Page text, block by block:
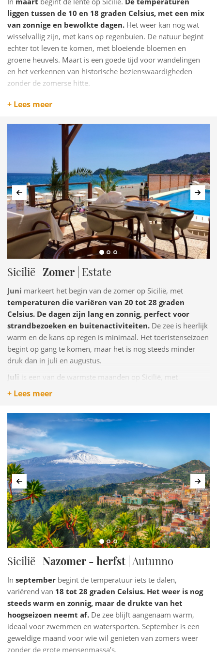
In maart begint de lente op Sicilië. De temperaturen
liggen tussen de 10 en 18 graden Celsius, met een mix
van zonnige en bewolkte dagen. Het weer kan nog wat
wisselvallig zijn, met kans op regenbuien. De natuur begint
echter tot leven te komen, met bloeiende bloemen en
groene heuvels. Maart is een goede tijd voor wandelingen
en het verkennen van historische bezienswaardigheden
zonder de zomerse hitte.
April
zonniger, hoewel er nog steeds af en toe een regenbui
. Het is een ideale tijd voor buitenactiviteiten
zoals fietsen, wandelen en het bezoeken van de vele
culturele festivals die in deze maand plaatsvinden.
Meiwordt het weer op Sicilië steeds warmer, met
temperaturen die variëren van15 tot 25 graden Celsius.
De zon schijnt volop en de kans op regen neemt af.De
zee begint op te warmen, waardoor het seizoen voor
zwemmen en watersporten officieel begint. Mei is een
uitstekende tijd om de stranden te bezoeken voordat de
zomerdrukte begint.
+ Lees meer
Vorige
Sicilië | Zomer | Estate
Juni markeert het begin van de zomer op Sicilië, met
temperaturen die variëren van 20 tot 28 graden
Celsius. De dagen zijn lang en zonnig, perfect voor
strandbezoeken en buitenactiviteiten. De zee is heerlijk
warm en de kans op regen is minimaal. Het toeristenseizoen
begint op gang te komen, maar het is nog steeds minder
druk dan in juli en augustus.
Juli
is een van de warmste maanden op Sicilië, met
temperaturen die kunnen oplopen tot 35 graden
liggen de temperaturen iets lager, tussen de 25 en 30
graden. Dit is de piek van het toeristenseizoen, met drukke
stranden en veel evenementen en festivals. Het is de
perfecte tijd voor zonaanbidders en liefhebbers van het
strandleven.
Augustus
is net zo heet als juli,met temperaturen die
vaak boven de 30 graden Celsius uitkomen. Het is het
hoogseizoen voor toerisme, dus de stranden en
toeristische attracties kunnen druk zijn.Veel Sicilianen
hebben in augustus vakantie, wat betekent dat er veel lokale
evenementen en festiviteiten zijn. Als je van levendige sferen
en zomerse feestelijkheden houdt, is augustus de perfecte
tijd om Sicilië te bezoeken.
+ Lees meer
Vorige
Sicilië | Nazomer - herfst | Autunno
In september begint de temperatuur iets te dalen,
variërend van 18 tot 28 graden Celsius. Het weer is nog
steeds warm en zonnig, maar de drukte van het
hoogseizoen neemt af. De zee blijft aangenaam warm,
ideaal voor zwemmen en watersporten. September is een
geweldige maand voor wie wil genieten van zomers weer
zonder de grote mensenmassa’s.